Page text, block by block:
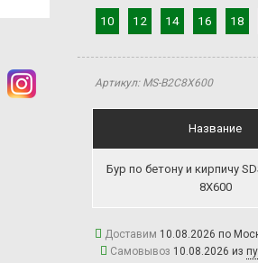
10 12 14 16 18
Артикул: MS-B2C8Х600
Название
Бур по бетону и кирпичу
8Х600
Доставим 10.08.2026 по
Самовывоз 10.08.2026 из